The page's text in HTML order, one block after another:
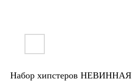
Набор хипстеров НЕВИННАЯ